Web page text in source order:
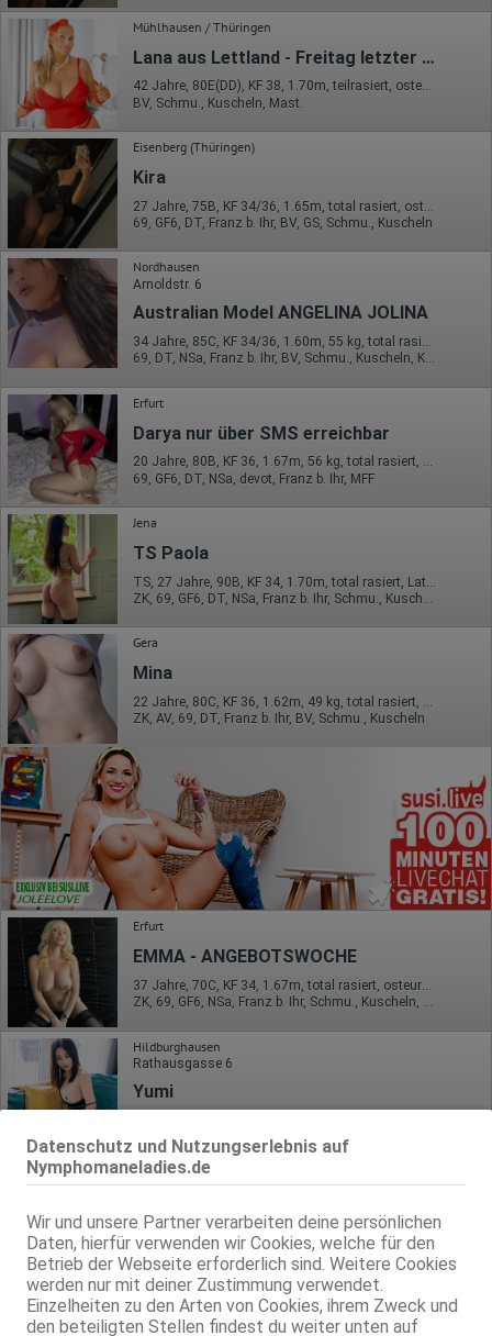
Datenschutz und Nutzungserlebnis auf
Nymphomaneladies.de
Wir und unsere Partner verarbeiten deine persönlichen
Daten, hierfür verwenden wir Cookies, welche für den
Betrieb der Webseite erforderlich sind. Weitere Cookies
werden nur mit deiner Zustimmung verwendet.
Einzelheiten zu den Arten von Cookies, ihrem Zweck und
den beteiligten Stellen findest du weiter unten auf
Mühlhausen / Thüringen
Lana aus Lettland - Freitag letzter Tag bis 16 Uhr
42 Jahre, 80E(DD), KF 38, 1.70m, teilrasiert, osteuropäisch
BV, Schmu., Kuscheln, Mast.
Eisenberg (Thüringen)
Kira
69, GF6, DT, Franz b. Ihr, BV, GS, Schmu., Kuscheln
Nordhausen
Arnoldstr. 6
Australian Model ANGELINA JOLINA
34 Jahre, 85C, KF 34/36, 1.60m, 55 kg, total rasiert, osteuropäisch
69, DT, NSa, Franz b. Ihr, BV, Schmu., Kuscheln, Körperküs.
Erfurt
Darya nur über SMS erreichbar
20 Jahre, 80B, KF 36, 1.67m, 56 kg, total rasiert, deutsch
69, GF6, DT, NSa, devot, Franz b. Ihr, MFF
Jena
TS Paola
ZK, 69, GF6, DT, NSa, Franz b. Ihr, Schmu., Kuscheln
Gera
Mina
22 Jahre, 80C, KF 36, 1.62m, 49 kg, total rasiert, asiatisch
ZK, AV, 69, DT, Franz b. Ihr, BV, Schmu., Kuscheln
Erfurt
EMMA - ANGEBOTSWOCHE
37 Jahre, 70C, KF 34, 1.67m, total rasiert, osteuropäisch
ZK, 69, GF6, NSa, Franz b. Ihr, Schmu., Kuscheln, Körperküs.
Hildburghausen
Rathausgasse 6
Yumi
69, NSa, Franz b. Ihr, Schmu., Kuscheln, KBp, FE
Jena
N*mphe Arlett (18+)
36 Jahre, 80B, KF 38, 1.56m, 60 kg, total rasiert, deutsch
ZK, AV, 69, GF6, DT, SW, GS
Erfurt